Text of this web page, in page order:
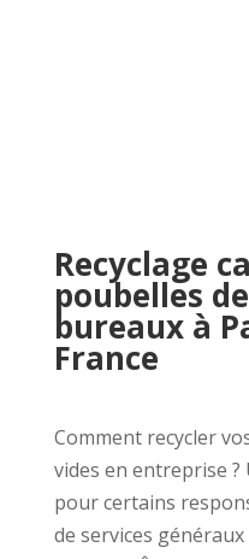
Recyclage
poubelles
bureaux à
France
Comment recycler
vides en entreprise
pour certains
de services